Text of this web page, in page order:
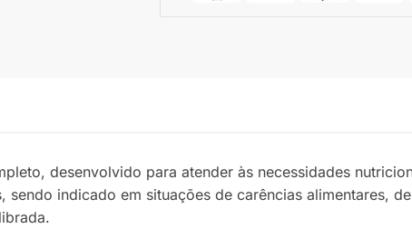
desenvolvido para atender às necessidades
indicado em situações de carências alimentares,